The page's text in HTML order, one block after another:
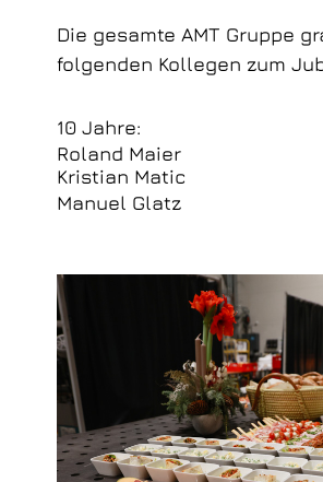
Die gesamte AMT Gruppe
folgenden Kollegen zum
10 Jahre:
Roland Maier
Kristian Matic
Manuel Glatz